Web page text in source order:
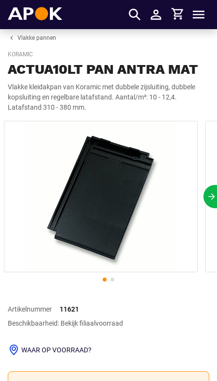
Inloggen
Winkelmandje
Vlakke pannen
KORAMIC
ACTUA10LT PAN ANTRA MAT
Vlakke kleidakpan van Koramic met dubbele zijsluiting, dubbele
kopsluiting en regelbare latafstand. Aantal/m²: 10 - 12,4.
Latafstand 310 - 380 mm.
Artikelnummer
11621
Beschikbaarheid: Bekijk filiaalvoorraad
WAAR OP VOORRAAD?